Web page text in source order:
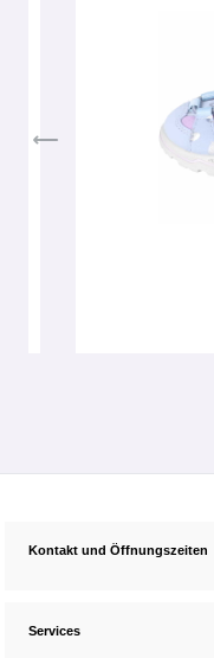
Kontakt und Öffnungszeiten
Services